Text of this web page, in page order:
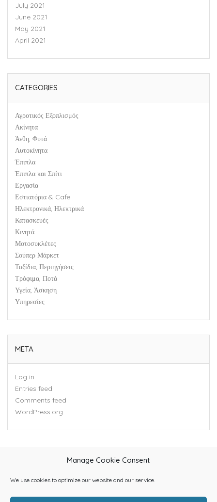
Manage Cookie Consent
We use cookies to optimize our website and our service.
July 2021
June 2021
May 2021
April 2021
CATEGORIES
Αγροτικός Εξοπλισμός
Ακίνητα
Άνθη, Φυτά
Αυτοκίνητα
Έπιπλα
Έπιπλα και Σπίτι
Εργασία
Εστιατόρια & Cafe
Ηλεκτρονικά, Ηλεκτρικά
Κατασκευές
Κινητά
Μοτοσυκλέτες
Σούπερ Μάρκετ
Ταξίδια, Περιηγήσεις
Τρόφιμα, Ποτά
Υγεία, Άσκηση
Υπηρεσίες
META
Log in
Entries feed
Comments feed
WordPress.org